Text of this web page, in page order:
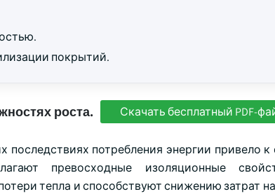
покрытий.
роста. Скачать бесплатный PDF-
потребления энергии привело
превосходные изоляционные
тепла и способствуют снижению затрат